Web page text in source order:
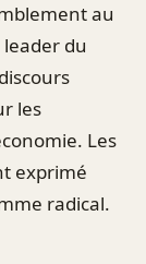
au
du
les
Les
exprimé
radical.